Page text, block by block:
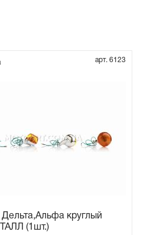
арт. 6123
Дельта,Альфа круглый
(1шт.)